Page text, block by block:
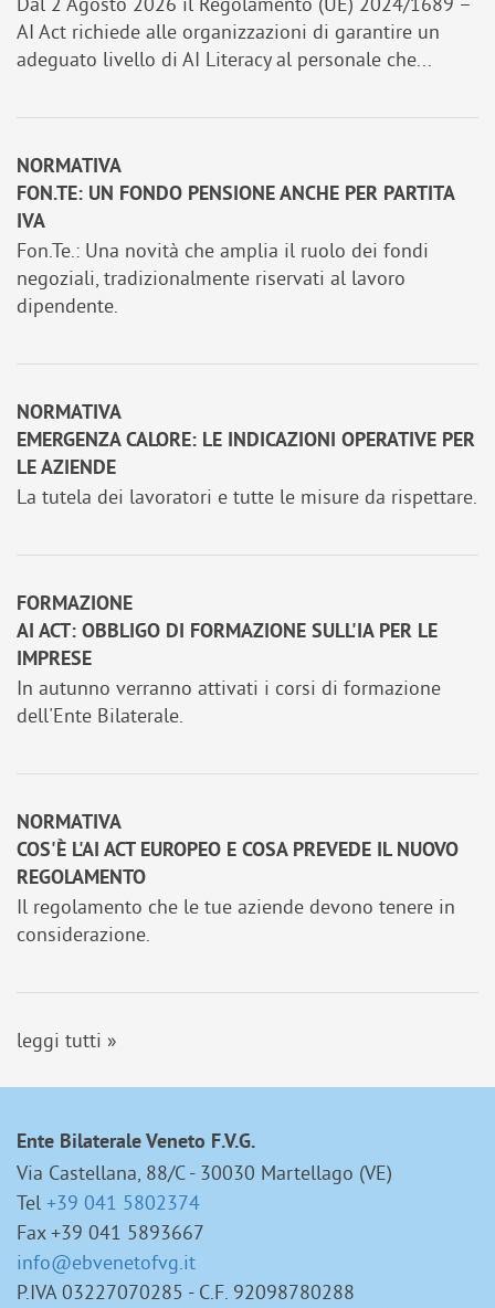
AI Act richiede alle organizzazioni di garantire un
adeguato livello di AI Literacy al personale che...
NORMATIVA
FON.TE: UN FONDO PENSIONE ANCHE PER PARTITA
IVA
Fon.Te.: Una novità che amplia il ruolo dei fondi
negoziali, tradizionalmente riservati al lavoro
dipendente.
NORMATIVA
EMERGENZA CALORE: LE INDICAZIONI OPERATIVE PER
LE AZIENDE
La tutela dei lavoratori e tutte le misure da rispettare.
FORMAZIONE
AI ACT: OBBLIGO DI FORMAZIONE SULL'IA PER LE
IMPRESE
In autunno verranno attivati i corsi di formazione
dell'Ente Bilaterale.
NORMATIVA
COS'È L'AI ACT EUROPEO E COSA PREVEDE IL NUOVO
REGOLAMENTO
Il regolamento che le tue aziende devono tenere in
considerazione.
leggi tutti »
Ente Bilaterale Veneto F.V.G.
Via Castellana, 88/C - 30030 Martellago (VE)
Tel +39 041 5802374
Fax +39 041 5893667
info@ebvenetofvg.it
P.IVA 03227070285 - C.F. 92098780288